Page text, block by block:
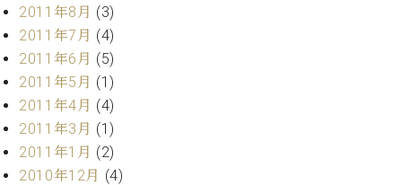
調
律
師
介
調
律
料
金
2011年8月 (3)
2011年7月 (4)
2011年6月 (5)
2011年5月 (1)
2011年4月 (4)
2011年3月 (1)
2011年1月 (2)
2010年12月 (4)